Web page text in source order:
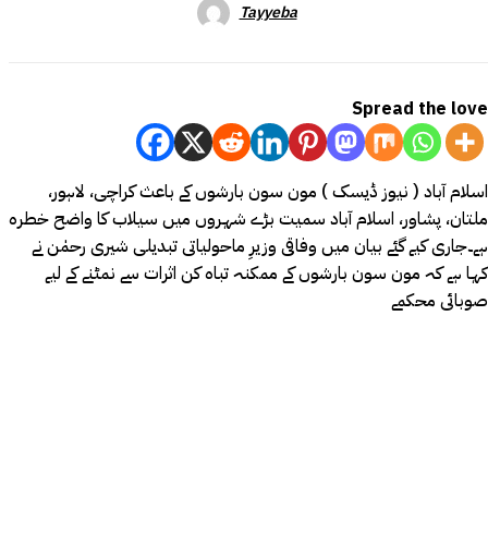
Tayyeba
Spread the love
اسلام آباد ( نیوز ڈیسک ) مون سون بارشوں کے باعث کراچی، لاہور،
ملتان، پشاور، اسلام آباد سمیت بڑے شہروں میں سیلاب کا واضح خطرہ
ہے۔جاری کیے گئے بیان میں وفاقی وزیرِ ماحولیاتی تبدیلی شیری رحمٰن نے
کہا ہے کہ مون سون بارشوں کے ممکنہ تباہ کن اثرات سے نمٹنے کے لیے
صوبائی محکمے